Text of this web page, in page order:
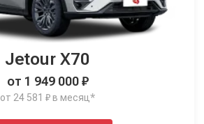
Jetour X70
от 1 949 000 ₽
от 24 581 ₽ в месяц*